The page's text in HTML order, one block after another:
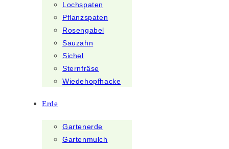
Lochspaten
Pflanzspaten
Rosengabel
Sauzahn
Sichel
Sternfräse
Wiedehopfhacke
Erde
Gartenerde
Gartenmulch